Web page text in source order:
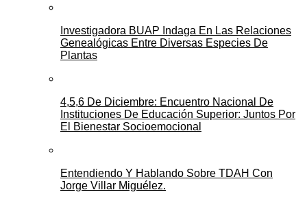
Investigadora BUAP Indaga En Las Relaciones
Genealógicas Entre Diversas Especies De
Plantas
4,5,6 De Diciembre: Encuentro Nacional De
Instituciones De Educación Superior: Juntos Por
El Bienestar Socioemocional
Entendiendo Y Hablando Sobre TDAH Con
Jorge Villar Miguélez.